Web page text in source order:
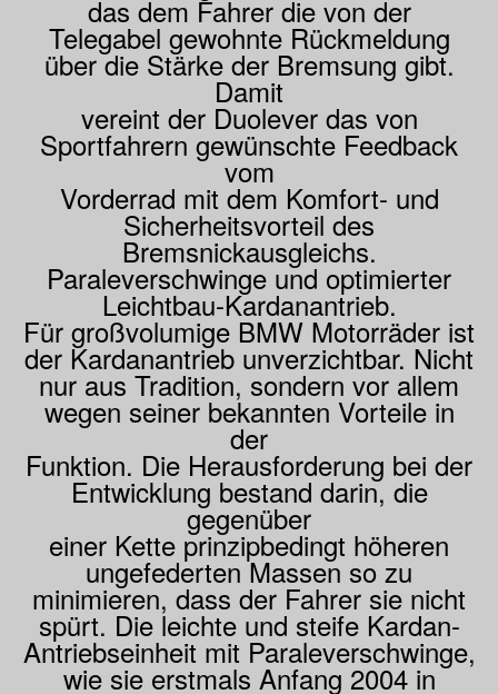
das dem Fahrer die von der
Telegabel gewohnte Rückmeldung
über die Stärke der Bremsung gibt.
Damit
vereint der Duolever das von
Sportfahrern gewünschte Feedback
vom
Vorderrad mit dem Komfort- und
Sicherheitsvorteil des
Bremsnickausgleichs.
Paraleverschwinge und optimierter
Leichtbau-Kardanantrieb.
Für großvolumige BMW Motorräder ist
der Kardanantrieb unverzichtbar. Nicht
nur aus Tradition, sondern vor allem
wegen seiner bekannten Vorteile in
der
Funktion. Die Herausforderung bei der
Entwicklung bestand darin, die
gegenüber
einer Kette prinzipbedingt höheren
ungefederten Massen so zu
minimieren, dass der Fahrer sie nicht
spürt. Die leichte und steife Kardan-
Antriebseinheit mit Paraleverschwinge,
wie sie erstmals Anfang 2004 in